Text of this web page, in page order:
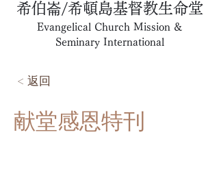
希伯崙/希頓島基督教生命堂
Evangelical Church Mission &
Seminary International
< 返回
献堂感恩特刊